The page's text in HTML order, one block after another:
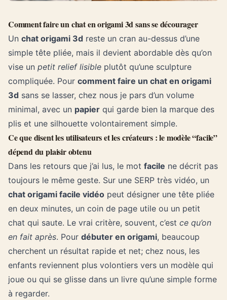
Comment faire un chat en origami 3d sans se décourager
Un chat origami 3d reste un cran au-dessus d’une
simple tête pliée, mais il devient abordable dès qu’on
vise un petit relief lisible plutôt qu’une sculpture
compliquée. Pour comment faire un chat en origami
3d sans se lasser, chez nous je pars d’un volume
minimal, avec un papier qui garde bien la marque des
plis et une silhouette volontairement simple.
Ce que disent les utilisateurs et les créateurs : le modèle “facile”
dépend du plaisir obtenu
Dans les retours que j’ai lus, le mot facile ne décrit pas
toujours le même geste. Sur une SERP très vidéo, un
chat origami facile vidéo peut désigner une tête pliée
en deux minutes, un coin de page utile ou un petit
chat qui saute. Le vrai critère, souvent, c’est ce qu’on
en fait après. Pour débuter en origami, beaucoup
cherchent un résultat rapide et net; chez nous, les
enfants reviennent plus volontiers vers un modèle qui
joue ou qui se glisse dans un livre qu’une simple forme
à regarder.